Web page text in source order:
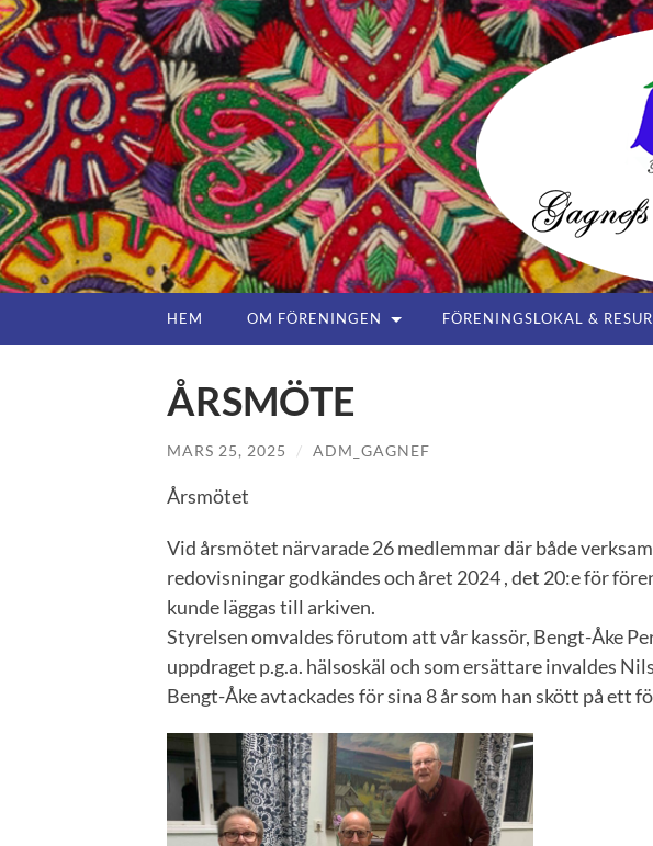
HEM OM FÖRENINGEN FÖRENINGSLOKAL &
ÅRSMÖTE
MARS 25, 2025 / ADM_GAGNEF
Årsmötet
Vid årsmötet närvarade 26 medlemmar där både
redovisningar godkändes och året 2024 , det 20:e för
kunde läggas till arkiven.
Styrelsen omvaldes förutom att vår kassör, Bengt-Åke
uppdraget p.g.a. hälsoskäl och som ersättare invaldes
Bengt-Åke avtackades för sina 8 år som han skött på ett